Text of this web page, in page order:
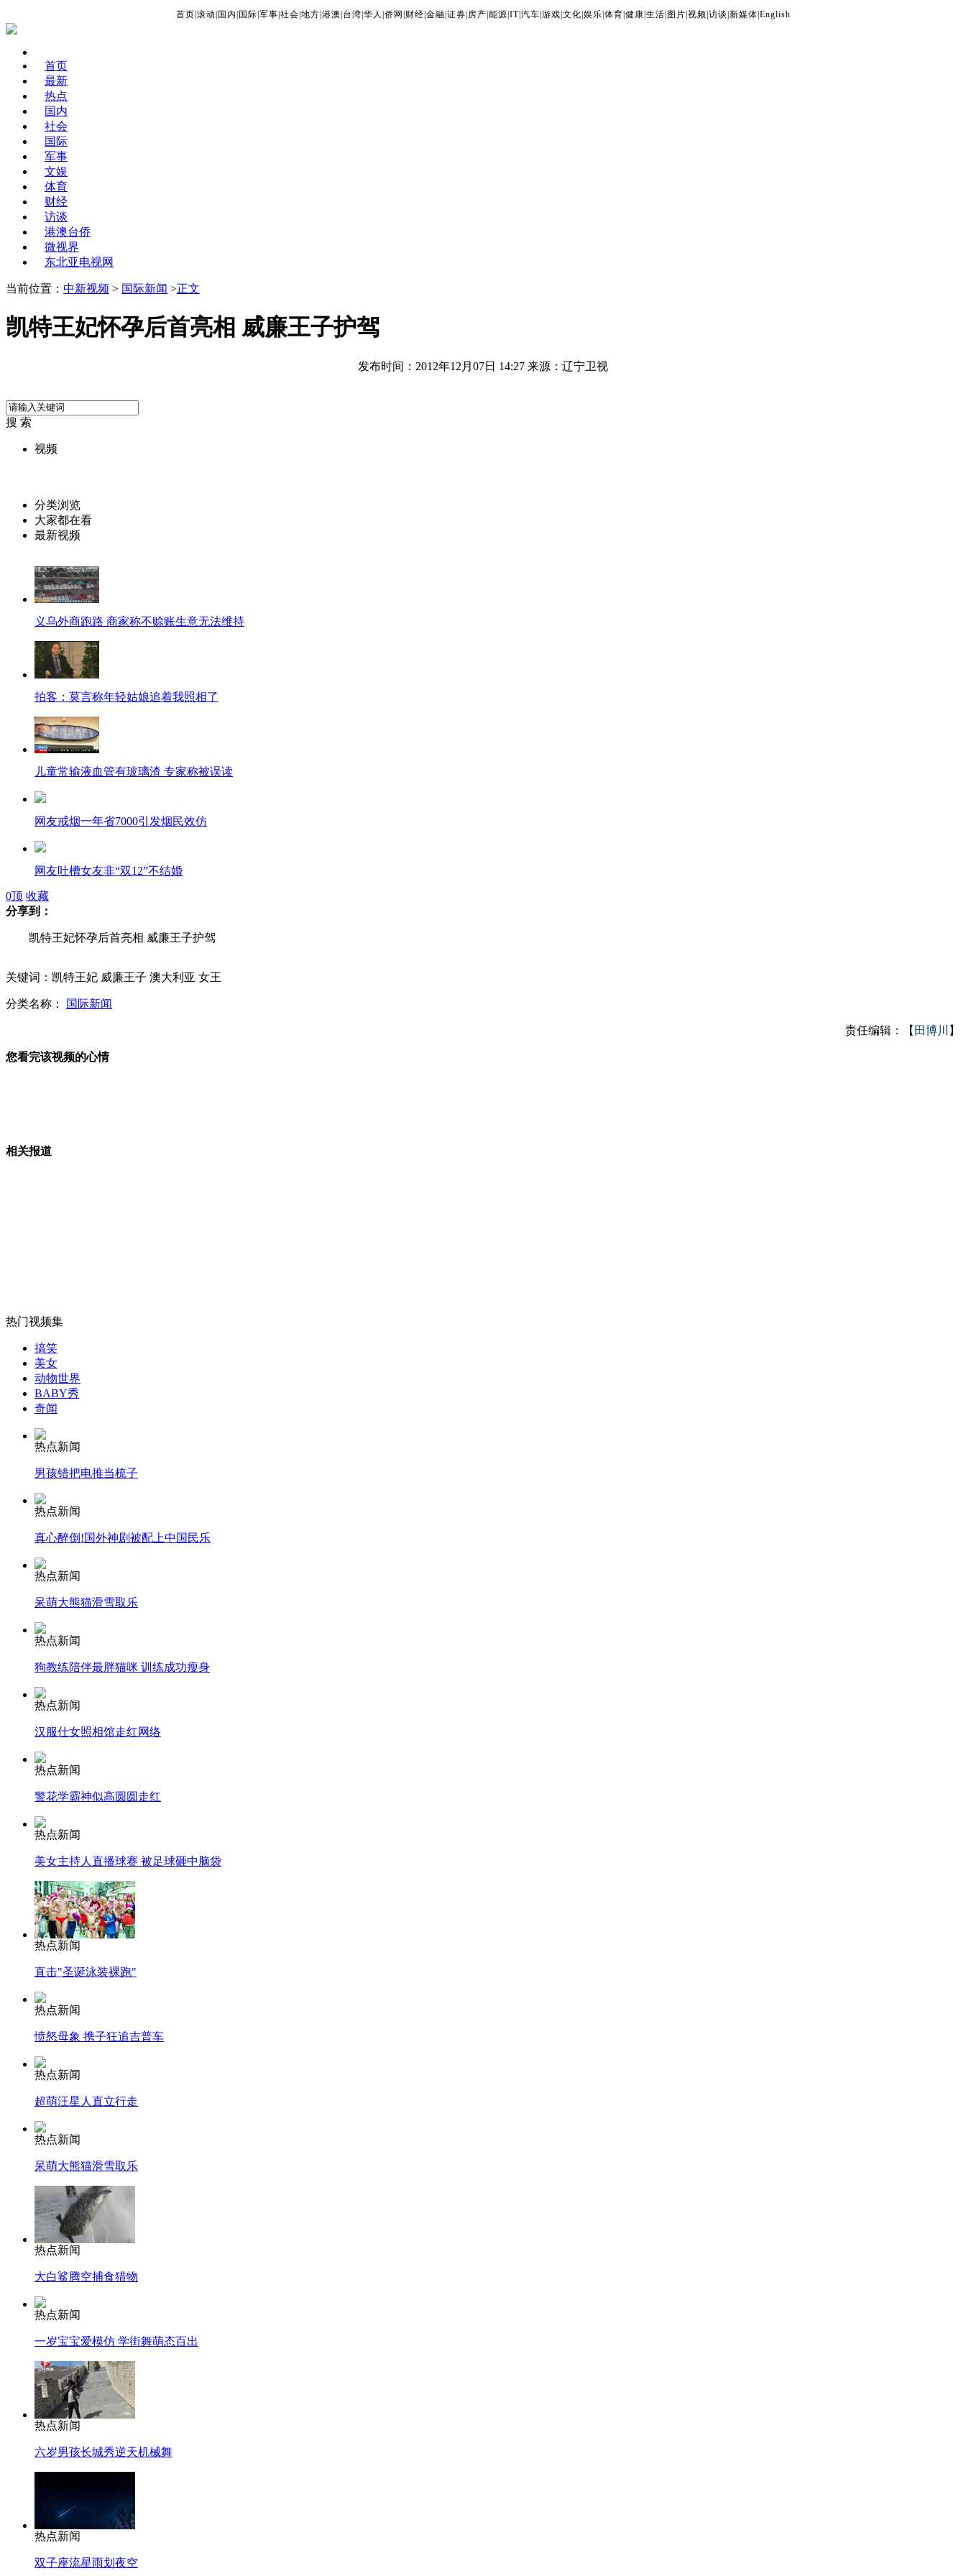
首页 滚动 国内 国际 军事 社会 地方 港澳 台湾 华人 侨网 财经 金融 证券 房产 能源 IT| 汽车 游戏 文化 娱乐 体育 健康 生活 图片 视频 访谈 新媒体 English
首页
最新
热点
国内
社会
国际
军事
文娱
体育
财经
访谈
港澳台侨
微视界
东北亚电视网
当前位置： 中新视频 > 国际新闻 >正文
凯特王妃怀孕后首亮相 威廉王子护驾
发布时间：2012年12月07日 14:27 来源：辽宁卫视
搜 索
视频
分类浏览
大家都在看
最新视频
义乌外商跑路 商家称不赊账生意无法维持
拍客：莫言称年轻姑娘追着我照相了
儿童常输液血管有玻璃渣 专家称被误读
网友戒烟一年省7000引发烟民效仿
网友吐槽女友非“双12”不结婚
沪警方一天接25起"世界末日"谣言
凯特王妃怀孕后首亮相 威廉护驾
女孩北京地铁殴打老人 痛下狠手拳打脚踢
无痛分娩是否安全 医生回应
外交部：有关国家言论片面不公正
安徽一实载49人客车翻车
走！跟着总书记去植树
消防员救轻生者 花炮节热闹非凡 减压"枕头大战"
纽约上演“枕头大战”
司机酒驾遇交警 急速倒车逃窜
0顶 收藏
分享到：
凯特王妃怀孕后首亮相 威廉王子护驾
关键词：凯特王妃 威廉王子 澳大利亚 女王
分类名称： 国际新闻
责任编辑：【 田博川 】
您看完该视频的心情
相关报道
热门视频集
搞笑
美女
动物世界
BABY秀
奇闻
热点新闻
男孩错把电推当梳子
热点新闻
真心醉倒!国外神剧被配上中国民乐
热点新闻
呆萌大熊猫滑雪取乐
热点新闻
狗教练陪伴最胖猫咪 训练成功瘦身
热点新闻
汉服仕女照相馆走红网络
热点新闻
警花学霸神似高圆圆走红
热点新闻
美女主持人直播球赛 被足球砸中脑袋
热点新闻
直击"圣诞泳装裸跑"
热点新闻
愤怒母象 携子狂追吉普车
热点新闻
超萌汪星人直立行走
热点新闻
呆萌大熊猫滑雪取乐
热点新闻
大白鲨腾空捕食猎物
热点新闻
一岁宝宝爱模仿 学街舞萌态百出
热点新闻
六岁男孩长城秀逆天机械舞
热点新闻
双子座流星雨划夜空